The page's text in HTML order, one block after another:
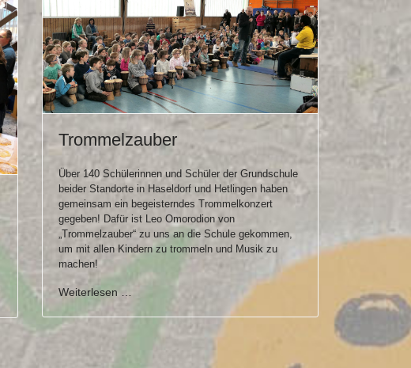
Trommelzauber
Über 140 Schülerinnen und Schüler der Grundschule
beider Standorte in Haseldorf und Hetlingen haben
gemeinsam ein begeisterndes Trommelkonzert
gegeben! Dafür ist Leo Omorodion von
„Trommelzauber“ zu uns an die Schule gekommen,
um mit allen Kindern zu trommeln und Musik zu
machen!
Weiterlesen …